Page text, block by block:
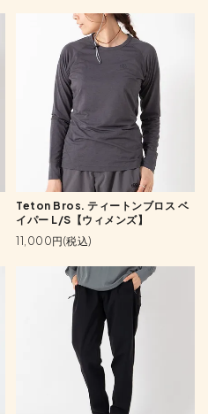
Teton Bros. ティートンブロス ベ
イパー L/S【ウィメンズ】
11,000円(税込)